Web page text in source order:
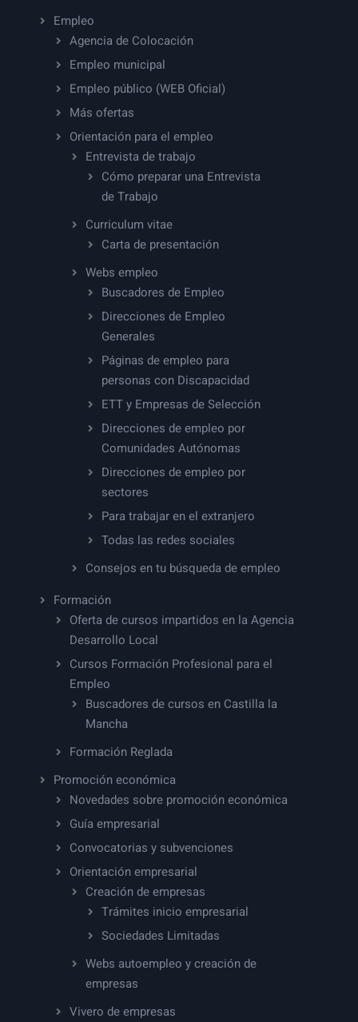
Empleo
Agencia de Colocación
Empleo municipal
Empleo público (WEB Oficial)
Más ofertas
Orientación para el empleo
Entrevista de trabajo
Cómo preparar una Entrevista
de Trabajo
Curriculum vitae
Carta de presentación
Webs empleo
Buscadores de Empleo
Direcciones de Empleo
Generales
Páginas de empleo para
personas con Discapacidad
ETT y Empresas de Selección
Direcciones de empleo por
Comunidades Autónomas
Direcciones de empleo por
sectores
Para trabajar en el extranjero
Todas las redes sociales
Consejos en tu búsqueda de empleo
Formación
Oferta de cursos impartidos en la Agencia
Desarrollo Local
Cursos Formación Profesional para el
Empleo
Buscadores de cursos en Castilla la
Mancha
Formación Reglada
Promoción económica
Novedades sobre promoción económica
Guía empresarial
Convocatorias y subvenciones
Orientación empresarial
Creación de empresas
Trámites inicio empresarial
Sociedades Limitadas
Webs autoempleo y creación de
empresas
Vivero de empresas